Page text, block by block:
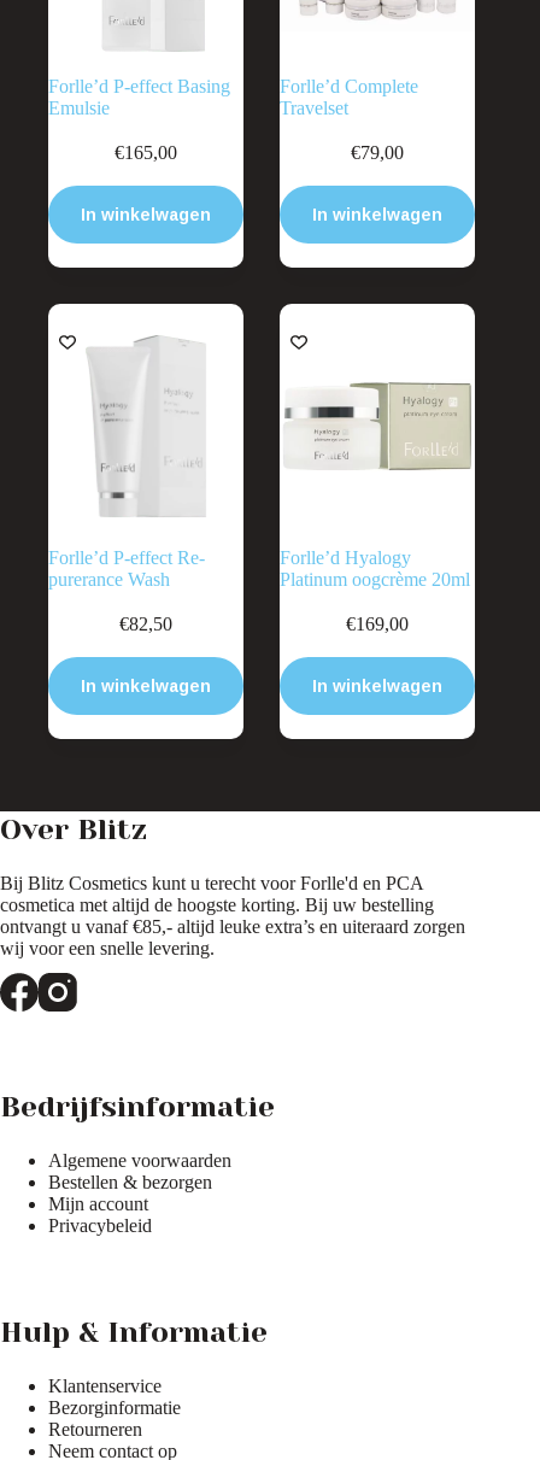
Forlle’d P-effect Basing
Emulsie
€165,00
In winkelwagen
Forlle’d Complete
Travelset
€79,00
In winkelwagen
Forlle’d P-effect Re-
purerance Wash
€82,50
In winkelwagen
Forlle’d Hyalogy
Platinum oogcrème 20ml
€169,00
In winkelwagen
Over Blitz
Bij Blitz Cosmetics kunt u terecht voor Forlle'd en PCA
cosmetica met altijd de hoogste korting. Bij uw bestelling
ontvangt u vanaf €85,- altijd leuke extra’s en uiteraard zorgen
wij voor een snelle levering.
Bedrijfsinformatie
Algemene voorwaarden
Bestellen & bezorgen
Mijn account
Privacybeleid
Hulp & Informatie
Klantenservice
Bezorginformatie
Retourneren
Neem contact op